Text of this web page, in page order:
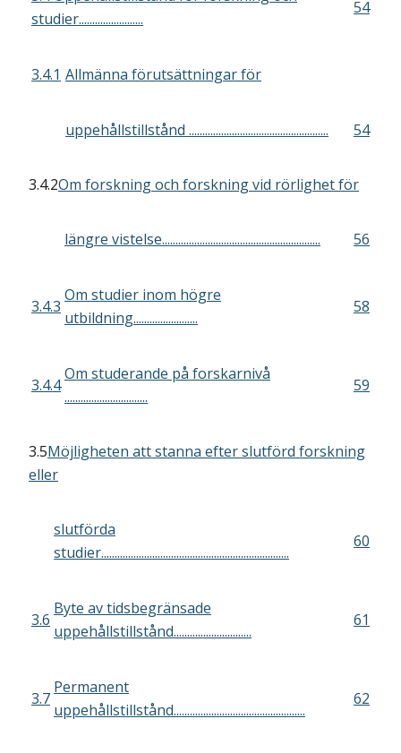
studier........................
54
3.4.1 Allmänna förutsättningar för
uppehållstillstånd .................................................... 54
3.4.2Om forskning och forskning vid rörlighet för
längre vistelse........................................................... 56
3.4.3
Om studier inom högre
utbildning........................
58
3.4.4
Om studerande på forskarnivå
...............................
59
3.5Möjligheten att stanna efter slutförd forskning
eller
slutförda
studier......................................................................
60
3.6
Byte av tidsbegränsade
uppehållstillstånd.............................
61
3.7
Permanent
uppehållstillstånd.................................................
62